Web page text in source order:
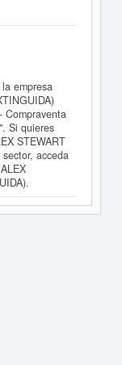
empresa
Compraventa
Si quieres
STEWART
acceda